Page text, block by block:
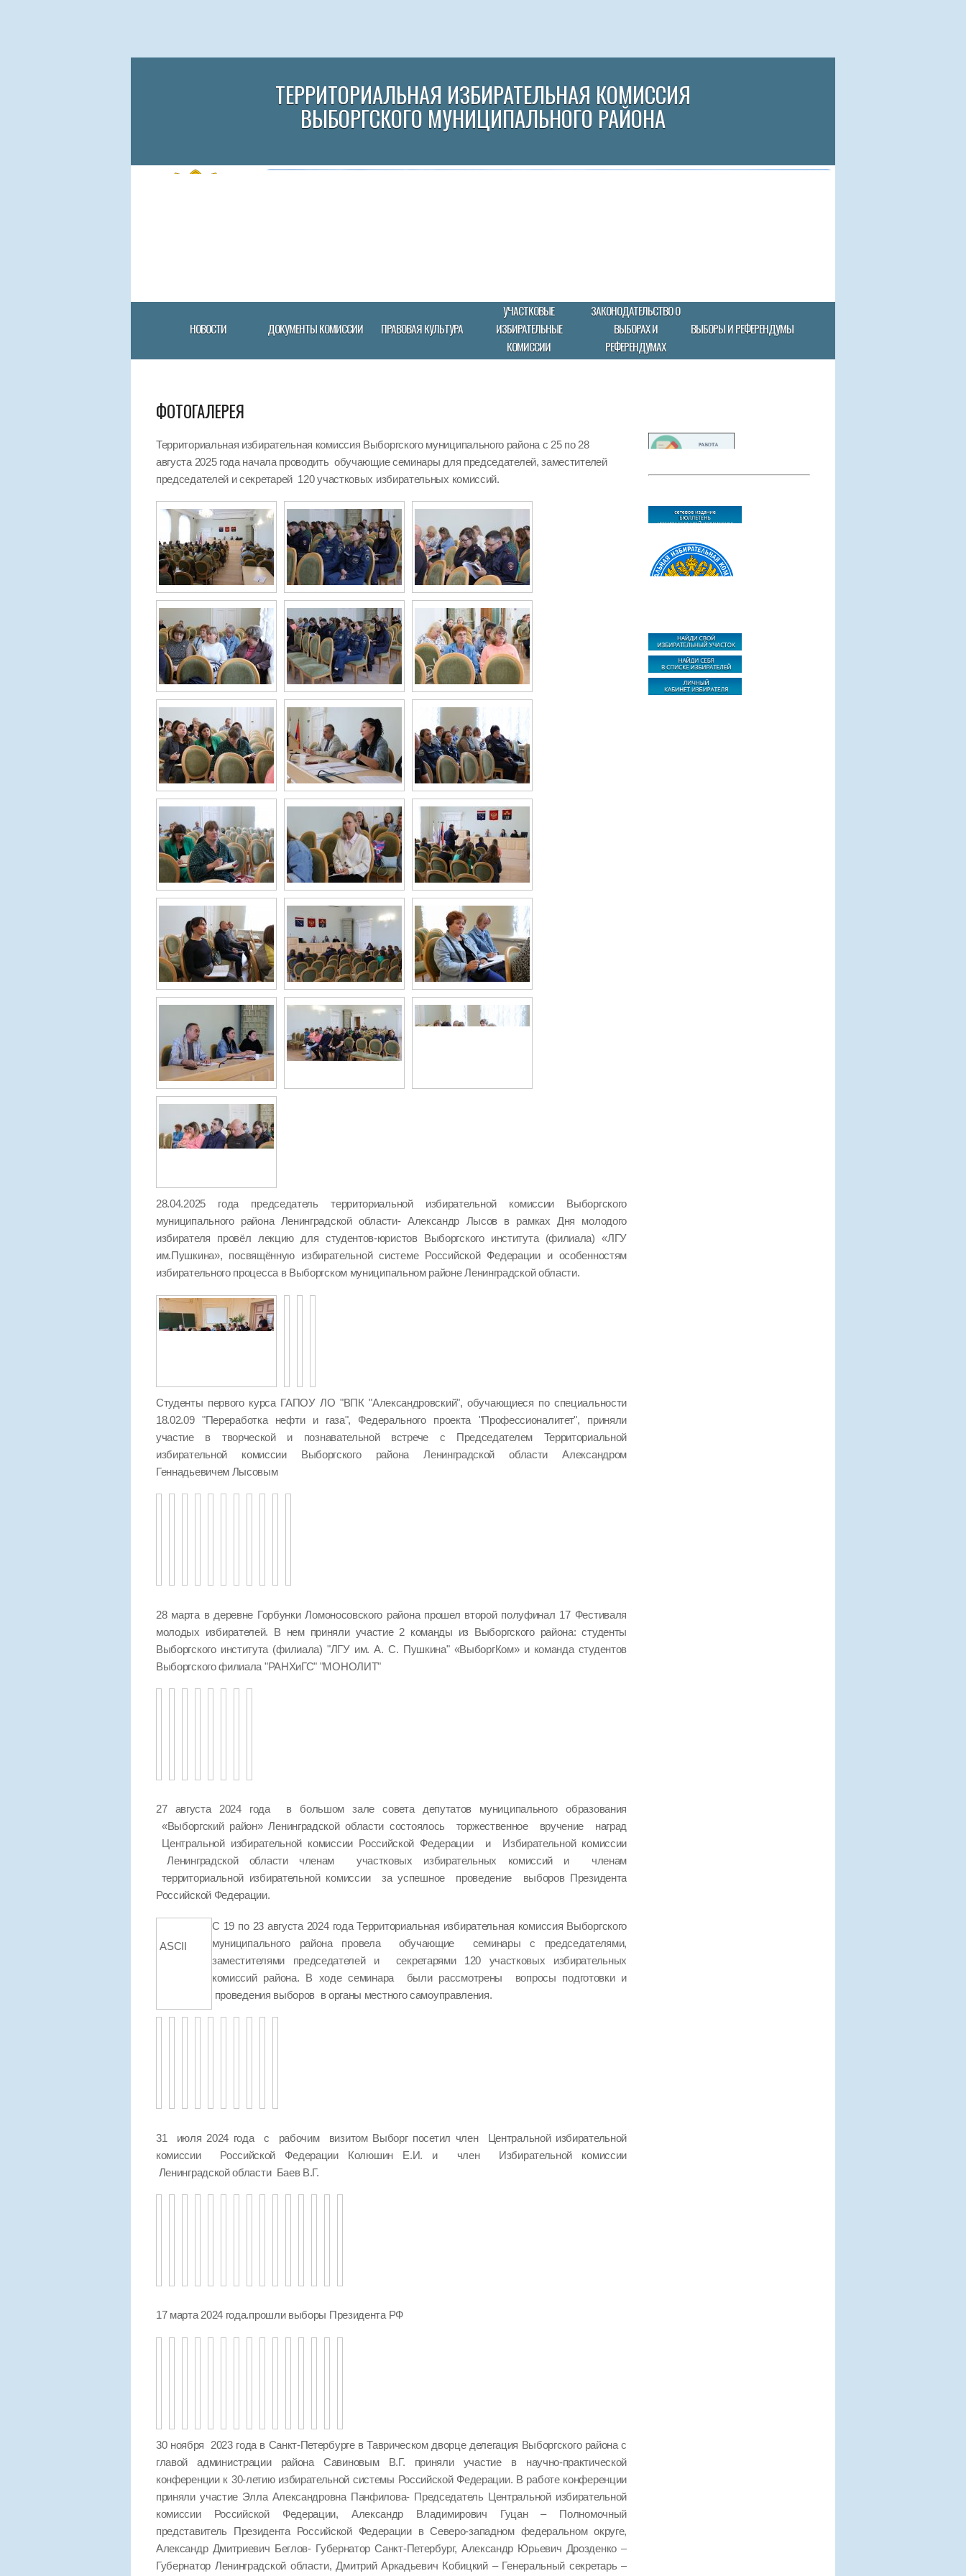
ТЕРРИТОРИАЛЬНАЯ ИЗБИРАТЕЛЬНАЯ КОМИССИЯ
ВЫБОРГСКОГО МУНИЦИПАЛЬНОГО РАЙОНА
НОВОСТИ ДОКУМЕНТЫ КОМИССИИ ПРАВОВАЯ КУЛЬТУРА
УЧАСТКОВЫЕ
ИЗБИРАТЕЛЬНЫЕ
КОМИССИИ
ЗАКОНОДАТЕЛЬСТВО О
ВЫБОРАХ И
РЕФЕРЕНДУМАХ
ВЫБОРЫ И РЕФЕРЕНДУМЫ
ФОТОГАЛЕРЕЯ
Территориальная избирательная комиссия Выборгского муниципального района с 25 по 28
августа 2025 года начала проводить обучающие семинары для председателей, заместителей
председателей и секретарей 120 участковых избирательных комиссий.
28.04.2025 года председатель территориальной избирательной комиссии Выборгского
муниципального района Ленинградской области- Александр Лысов в рамках Дня молодого
избирателя провёл лекцию для студентов-юристов Выборгского института (филиала) «ЛГУ
им.Пушкина», посвящённую избирательной системе Российской Федерации и особенностям
избирательного процесса в Выборгском муниципальном районе Ленинградской области.
Студенты первого курса ГАПОУ ЛО "ВПК "Александровский", обучающиеся по специальности
18.02.09 "Переработка нефти и газа", Федерального проекта "Профессионалитет", приняли
участие в творческой и познавательной встрече с Председателем Территориальной
избирательной комиссии Выборгского района Ленинградской области Александром
Геннадьевичем Лысовым
28 марта в деревне Горбунки Ломоносовского района прошел второй полуфинал 17 Фестиваля
молодых избирателей. В нем приняли участие 2 команды из Выборгского района: студенты
Выборгского института (филиала) "ЛГУ им. А. С. Пушкина" «ВыборгКом» и команда студентов
Выборгского филиала "РАНХиГС" "МОНОЛИТ"
27 августа 2024 года в большом зале совета депутатов муниципального образования
«Выборгский район» Ленинградской области состоялось торжественное вручение наград
Центральной избирательной комиссии Российской Федерации и Избирательной комиссии
Ленинградской области членам участковых избирательных комиссий и членам
территориальной избирательной комиссии за успешное проведение выборов Президента
Российской Федерации.
ASCII
С 19 по 23 августа 2024 года Территориальная избирательная комиссия Выборгского
муниципального района провела обучающие семинары с председателями,
заместителями председателей и секретарями 120 участковых избирательных
комиссий района. В ходе семинара были рассмотрены вопросы подготовки и
проведения выборов в органы местного самоуправления.
31 июля 2024 года с рабочим визитом Выборг посетил член Центральной избирательной
комиссии Российской Федерации Колюшин Е.И. и член Избирательной комиссии
Ленинградской области Баев В.Г.
17 марта 2024 года.прошли выборы Президента РФ
30 ноября 2023 года в Санкт-Петербурге в Таврическом дворце делегация Выборгского района с
главой администрации района Савиновым В.Г. приняли участие в научно-практической
конференции к 30-летию избирательной системы Российской Федерации. В работе конференции
приняли участие Элла Александровна Панфилова- Председатель Центральной избирательной
комиссии Российской Федерации, Александр Владимирович Гуцан – Полномочный
представитель Президента Российской Федерации в Северо-западном федеральном округе,
Александр Дмитриевич Беглов- Губернатор Санкт-Петербург, Александр Юрьевич Дрозденко –
Губернатор Ленинградской области, Дмитрий Аркадьевич Кобицкий – Генеральный секретарь –